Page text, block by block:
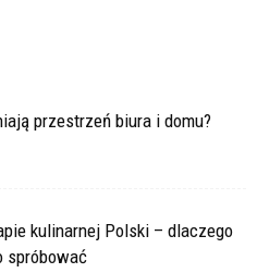
przestrzeń biura i domu?
kulinarnej Polski – dlaczego
spróbować